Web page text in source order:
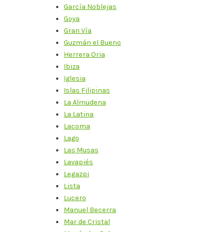
García Noblejas
Goya
Gran Vía
Guzmán el Bueno
Herrera Oria
Ibiza
Iglesia
Islas Filipinas
La Almudena
La Latina
Lacoma
Lago
Las Musas
Lavapiés
Legazpi
Lista
Lucero
Manuel Becerra
Mar de Cristal